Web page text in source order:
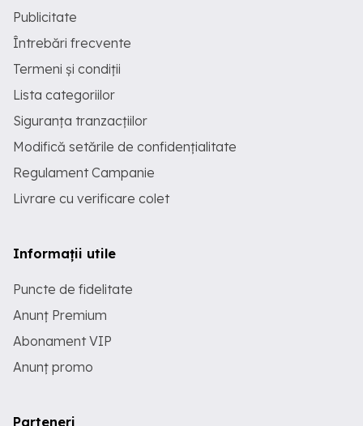
Publicitate
Întrebări frecvente
Termeni și condiții
Lista categoriilor
Siguranța tranzacțiilor
Modifică setările de confidențialitate
Regulament Campanie
Livrare cu verificare colet
Informații utile
Puncte de fidelitate
Anunț Premium
Abonament VIP
Anunț promo
Parteneri